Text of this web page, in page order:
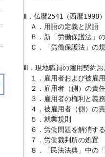
Ⅱ．仏暦2541（西暦1998
Ａ．用語の定義と訳語
Ｂ．新「労働保護法」
Ｃ．「労働保護法」の
Ⅲ．現地職員の雇用契約
１．雇用者および被雇
２．雇用者（側）の責
３．雇用者の権利と義務
４．被雇用者（側）の
５．就業規則
６．労働問題を解消す
７．労働裁判所の処置
８．「民法法典」中の